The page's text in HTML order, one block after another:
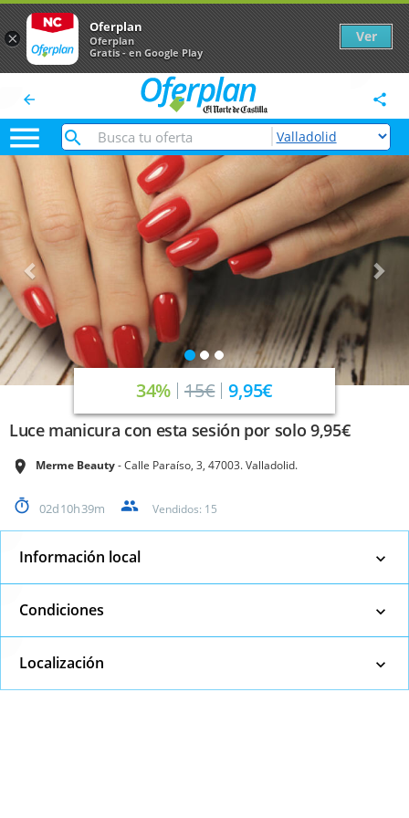
arrow_back share

Anterior
34% 15€ 9,95€
Luce manicura con esta sesión por solo 9,95€
Merme Beauty Calle Paraíso, 3, 47003. Valladolid.
02 10 39 Vendidos: 15
Información local
Condiciones
Localización
×
Oferplan
Oferplan
Gratis - en Google Play
Ver